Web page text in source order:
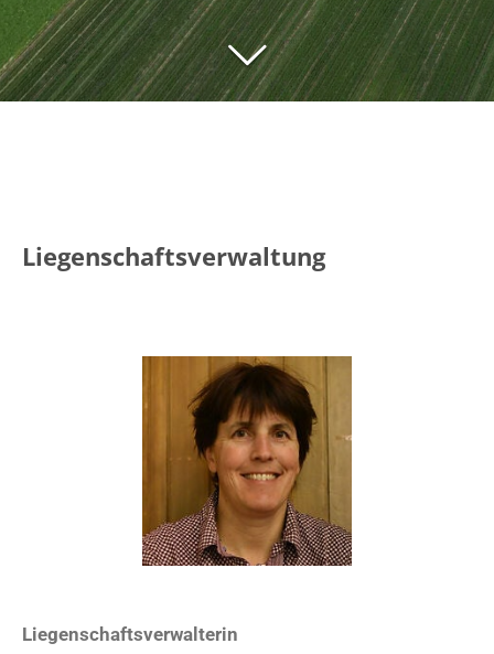
Liegenschaftsverwaltung
Liegenschaftsverwalterin